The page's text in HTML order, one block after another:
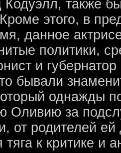
также
этого, в
данное
политики,
и губернатор
бывали
однажды
Оливию за
от родителей ей
тяга к критике и